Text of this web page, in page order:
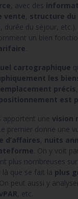
, avec des
vente, structure du
durée du séjour, etc.).
un bien
cartographique
les
emplacement précis
est
apportent une vision
Le premier donne une
d’affaires, nuits
. On y voit
plus nombreuses sur
là que se fait la plus
. On peut aussi y
, etc.